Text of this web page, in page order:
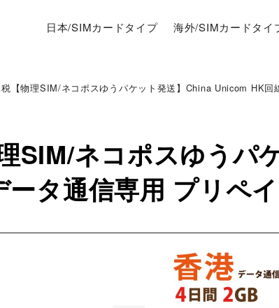
日本/SIMカードタイプ 海外/SIMカードタイ
【物理SIM/ネコポスゆうパケット発送】China Unicom HK
SIM/ネコポスゆう
ータ通信専用 プリペ